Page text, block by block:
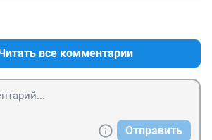
все комментарии
Отправить